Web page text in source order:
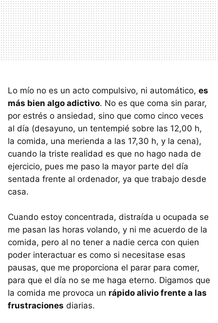
Lo mío no es un acto compulsivo, ni automático, es
más bien algo adictivo. No es que coma sin parar,
por estrés o ansiedad, sino que como cinco veces
al día (desayuno, un tentempié sobre las 12,00 h,
la comida, una merienda a las 17,30 h, y la cena),
cuando la triste realidad es que no hago nada de
ejercicio, pues me paso la mayor parte del día
sentada frente al ordenador, ya que trabajo desde
casa.
Cuando estoy concentrada, distraída u ocupada se
me pasan las horas volando, y ni me acuerdo de la
comida, pero al no tener a nadie cerca con quien
poder interactuar es como si necesitase esas
pausas, que me proporciona el parar para comer,
para que el día no se me haga eterno. Digamos que
la comida me provoca un rápido alivio frente a las
frustraciones diarias.